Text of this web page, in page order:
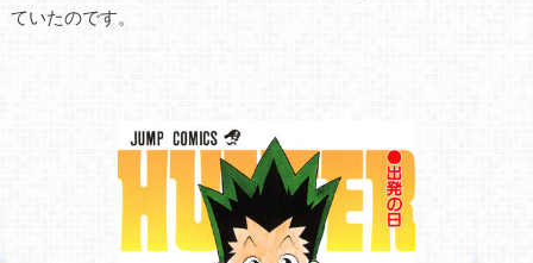
ていたのです。